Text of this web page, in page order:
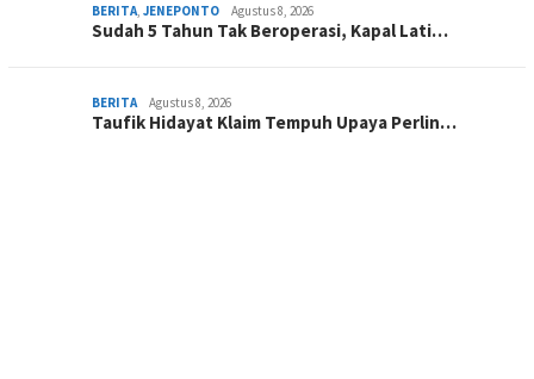
BERITA JENEPONTO Agustus 8, 2026
Sudah 5 Tahun Tak Beroperasi, Kapal Lati…
BERITA Agustus 8, 2026
Taufik Hidayat Klaim Tempuh Upaya Perlin…